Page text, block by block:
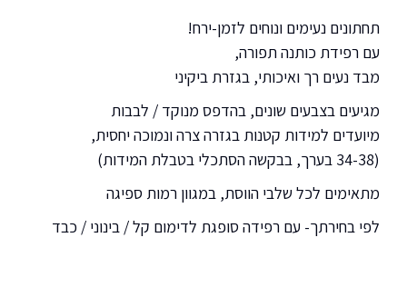
תחתונים נעימים ונוחים לזמן-ירח!
עם רפידת כותנה תפורה,
מבד נעים רך ואיכותי, בגזרת ביקיני
מגיעים בצבעים שונים, בהדפס מנוקד / לבבות
מיועדים למידות קטנות בגזרה צרה ונמוכה יחסית,
(34-38 בערך, בבקשה הסתכלי בטבלת המידות)
מתאימים לכל שלבי הווסת, במגוון רמות ספיגה
לפי בחירתך- עם רפידה סופגת לדימום קל / בינוני / כבד